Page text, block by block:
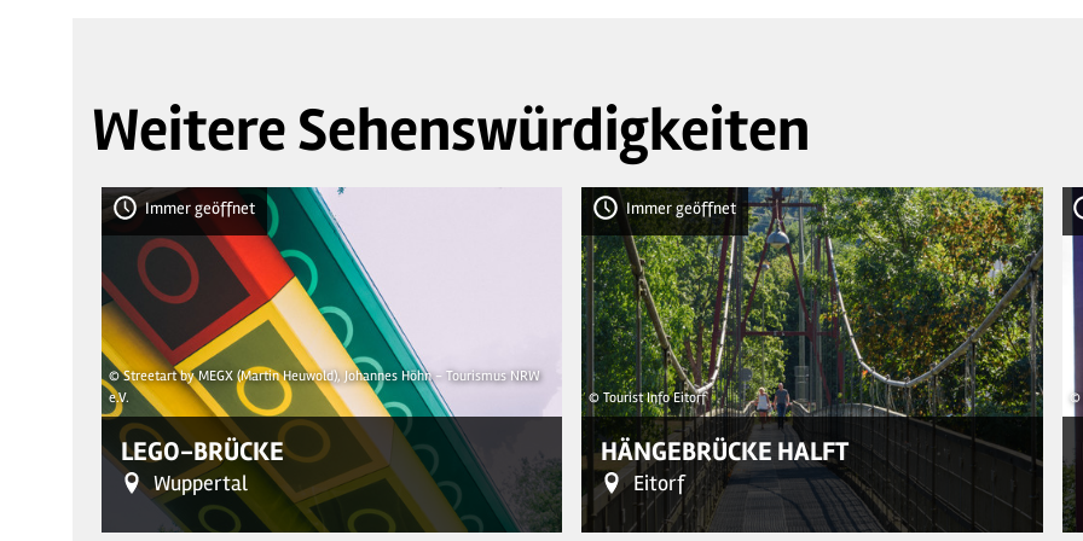
Weitere Sehenswürdigkeiten
Immer geöffnet
© Streetart by MEGX (Martin Heuwold), Johannes Höhn - Tourismus NRW
e.V.
LEGO-BRÜCKE
Wuppertal
Immer geöffnet
© Tourist Info Eitorf
HÄNGEBRÜCKE HALFT
Eitorf
©